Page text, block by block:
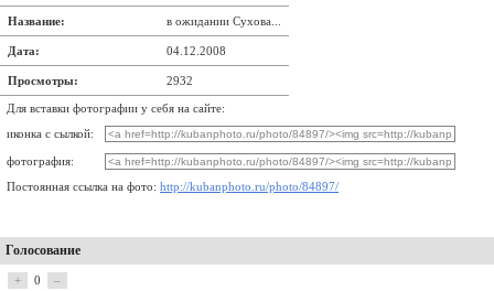
Название: в ожидании Сухова...
Дата: 04.12.2008
Просмотры: 2932
Для вставки фотографии у себя на сайте:
иконка с сылкой:
фотография:
Постоянная ссылка на фото: http://kubanphoto.ru/photo/84897/
Голосование
+ 0 –